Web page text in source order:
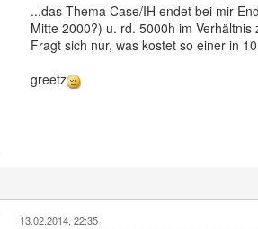
...das Thema Case/IH endet bei mir
Mitte 2000?) u. rd. 5000h im
Fragt sich nur, was kostet so einer in
greetz
13.02.2014, 22:35